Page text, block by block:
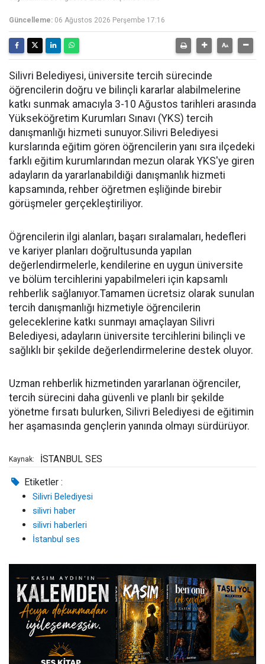
Güncelleme: 06 Ağustos 2026 Perşembe 17:16
Silivri Belediyesi, üniversite tercih sürecinde
öğrencilerin doğru ve bilinçli kararlar alabilmelerine
katkı sunmak amacıyla 3-10 Ağustos tarihleri arasında
Yükseköğretim Kurumları Sınavı (YKS) tercih
danışmanlığı hizmeti sunuyor.Silivri Belediyesi
kurslarında eğitim gören öğrencilerin yanı sıra ilçedeki
farklı eğitim kurumlarından mezun olarak YKS'ye giren
adayların da yararlanabildiği danışmanlık hizmeti
kapsamında, rehber öğretmen eşliğinde birebir
görüşmeler gerçekleştiriliyor.
Öğrencilerin ilgi alanları, başarı sıralamaları, hedefleri
ve kariyer planları doğrultusunda yapılan
değerlendirmelerle, kendilerine en uygun üniversite
ve bölüm tercihlerini yapabilmeleri için kapsamlı
rehberlik sağlanıyor.Tamamen ücretsiz olarak sunulan
tercih danışmanlığı hizmetiyle öğrencilerin
geleceklerine katkı sunmayı amaçlayan Silivri
Belediyesi, adayların üniversite tercihlerini bilinçli ve
sağlıklı bir şekilde değerlendirmelerine destek oluyor.
Uzman rehberlik hizmetinden yararlanan öğrenciler,
tercih sürecini daha güvenli ve planlı bir şekilde
yönetme fırsatı bulurken, Silivri Belediyesi de eğitimin
her aşamasında gençlerin yanında olmayı sürdürüyor.
Kaynak: İSTANBUL SES
Etiketler :
Silivri Belediyesi
silivri haber
silivri haberleri
İstanbul ses